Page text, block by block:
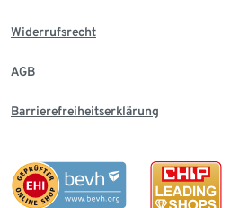
Widerrufsrecht
AGB
Barrierefreiheitserklärung